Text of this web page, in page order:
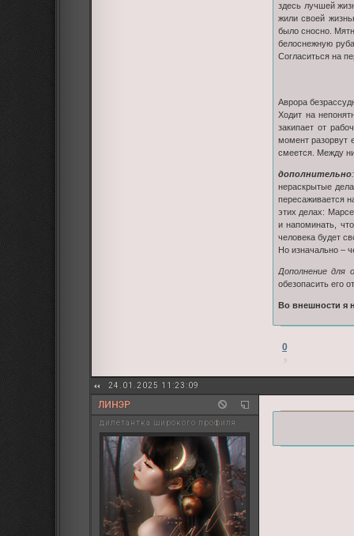
здесь лучшей
жили своей
было сносно.
белоснежную
Согласиться на
Аврора
Ходит на
закипает от
момент разорвут
смеется. Между
дополнительно:
нераскрытые
пересаживается
этих делах:
и напоминать,
человека будет
Но изначально –
Дополнение для
обезопасить его
Во внешности я
0
24.01.2025 11:23:09
ЛИНЭР
дилетантка широкого профиля